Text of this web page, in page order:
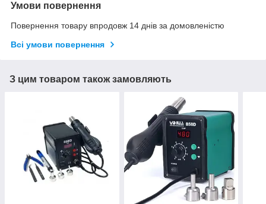
Умови повернення
Повернення товару впродовж 14 днів за домовленістю
Всі умови повернення
З цим товаром також замовляють